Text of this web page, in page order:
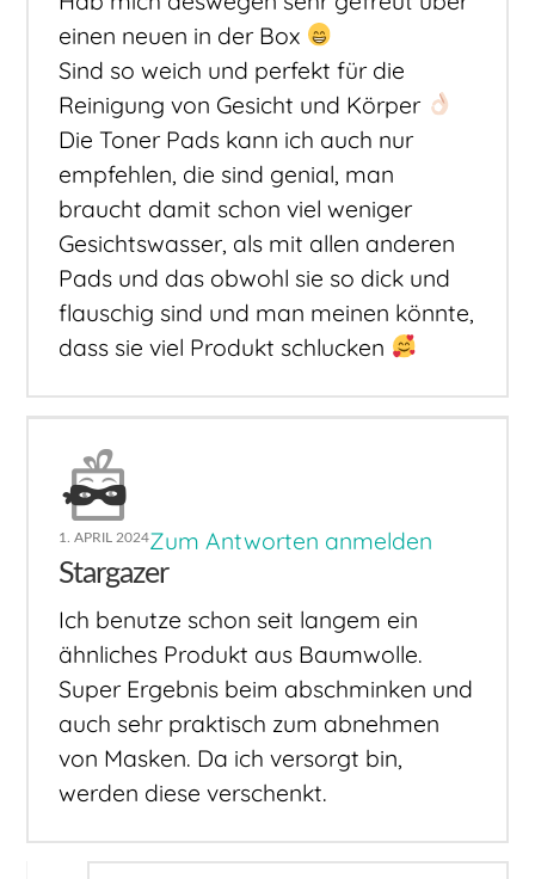
einen neuen in der Box
Sind so weich und perfekt für die
Reinigung von Gesicht und Körper
Die Toner Pads kann ich auch nur
empfehlen, die sind genial, man
braucht damit schon viel weniger
Gesichtswasser, als mit allen anderen
Pads und das obwohl sie so dick und
flauschig sind und man meinen könnte,
dass sie viel Produkt schlucken
1. APRIL 2024Zum Antworten anmelden
Stargazer
Ich benutze schon seit langem ein
ähnliches Produkt aus Baumwolle.
Super Ergebnis beim abschminken und
auch sehr praktisch zum abnehmen
von Masken. Da ich versorgt bin,
werden diese verschenkt.